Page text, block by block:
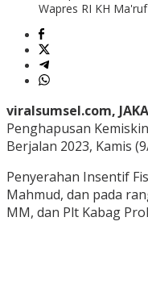
Wapres RI KH
viralsumsel.com,
Penghapusan
Berjalan 2023, Kamis
Penyerahan Insentif
Mahmud, dan pada
MM, dan Plt Kabag